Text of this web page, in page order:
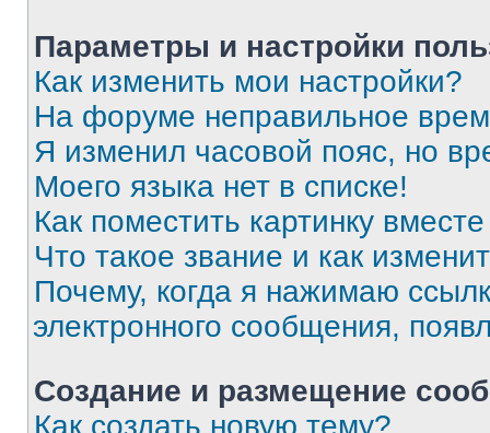
Параметры и настройки
Как изменить мои настройки?
На форуме неправильное
Я изменил часовой пояс, но
Моего языка нет в списке!
Как поместить картинку
Что такое звание и как
Почему, когда я нажимаю
электронного сообщения,
Создание и размещение
Как создать новую тему?